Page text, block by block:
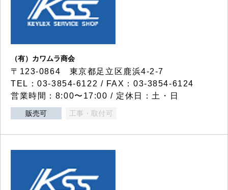
（有）カワムラ商会
〒123-0864 東京都足立区鹿浜4-2-7
TEL：03-3854-6122 / FAX：03-3854-6124
営業時間：8:00〜17:00 / 定休日：土・日
販売可 工事・取付可